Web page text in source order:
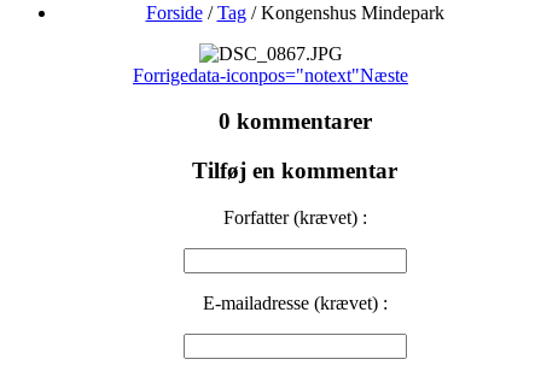
Forside/Tag /Kongenshus Mindepark
Forrigedata-iconpos="notext"Næste
0 kommentarer
Tilføj en kommentar
Forfatter (krævet) :
E-mailadresse (krævet) :